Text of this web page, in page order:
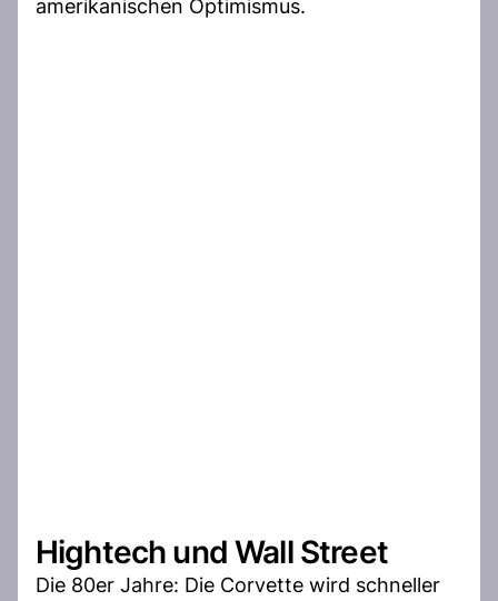
amerikanischen Optimismus.
Hightech und Wall Street
Die 80er Jahre: Die Corvette wird schneller